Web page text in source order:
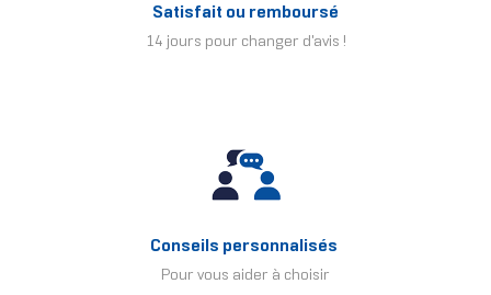
Satisfait ou remboursé
14 jours pour changer d'avis !
Conseils personnalisés
Pour vous aider à choisir